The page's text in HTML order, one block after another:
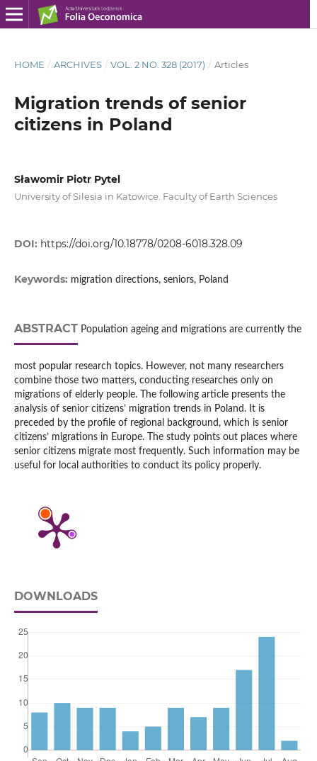
HOME / ARCHIVES / VOL. 2 NO. 328 (2017) / Articles
Migration trends of senior
citizens in Poland
Sławomir Piotr Pytel
University of Silesia in Katowice. Faculty of Earth Sciences
DOI: https://doi.org/10.18778/0208-6018.328.09
Keywords: migration directions, seniors, Poland
ABSTRACT Population ageing and migrations are currently the
most popular research topics. However, not many researchers
combine those two matters, conducting researches only on
migrations of elderly people. The following article presents the
analysis of senior citizens’ migration trends in Poland. It is
preceded by the profile of regional background, which is senior
citizens’ migrations in Europe. The study points out places where
senior citizens migrate most frequently. Such information may be
useful for local authorities to conduct its policy properly.
DOWNLOADS